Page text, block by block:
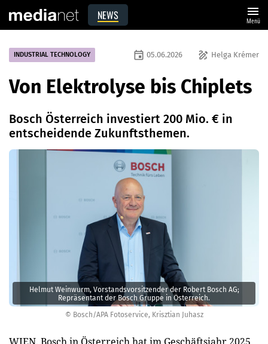
NEWS menu
Menü
© Bosch/APA Fotoservice, Krisztian Juhasz
Helmut Weinwurm, Vorstandsvorsitzender der Robert Bosch AG;
Repräsentant der Bosch Gruppe in Österreich.
INDUSTRIAL TECHNOLOGY draw Helga Krémer
event 05.06.2026
Von Elektrolyse bis Chiplets
Bosch Österreich investiert 200 Mio. € in
entscheidende Zukunftsthemen.